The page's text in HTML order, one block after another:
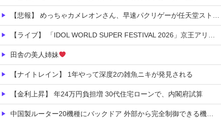
【悲報】 めっちゃカメレオンさん、早速パクリゲーが任天堂ストアに登場してしまう……
【ライブ】 「IDOL WORLD SUPER FESTIVAL 2026」京王アリーナTOKYO開催決定
田舎の美人姉妹
【ナイトレイン】 1年やって深度2の雑魚ニキが発見される
【金利上昇】 年24万円負担増 30代住宅ローンで、内閣府試算
中国製ルーター20機種にバックドア 外部から完全制御できる機能が仕込まれていた